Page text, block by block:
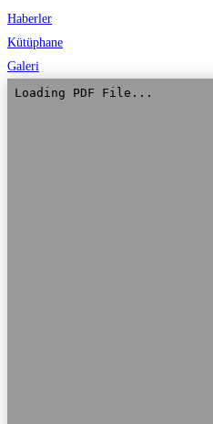
Haberler
Kütüphane
Galeri